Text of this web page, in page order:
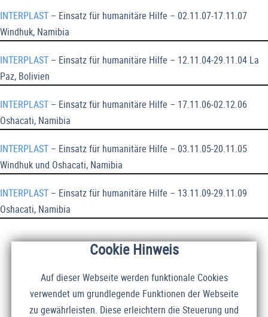
INTERPLAST – Einsatz für humanitäre Hilfe – 02.11.07-17.11.07
Windhuk, Namibia
INTERPLAST – Einsatz für humanitäre Hilfe – 12.11.04-29.11.04 La
Paz, Bolivien
INTERPLAST – Einsatz für humanitäre Hilfe – 17.11.06-02.12.06
Oshacati, Namibia
INTERPLAST – Einsatz für humanitäre Hilfe – 03.11.05-20.11.05
Windhuk und Oshacati, Namibia
INTERPLAST – Einsatz für humanitäre Hilfe – 13.11.09-29.11.09
Oshacati, Namibia
Cookie Hinweis
Auf dieser Webseite werden funktionale Cookies
verwendet um grundlegende Funktionen der Webseite
zu gewährleisten. Diese erleichtern die Steuerung und